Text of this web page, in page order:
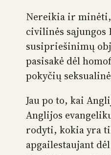
Nereikia ir minėti,
civilinės
susipriešinimų
pasisakė dėl
pokyčių
Jau po to, kai
Anglijos
rodyti, kokia yra
apgailestaujant